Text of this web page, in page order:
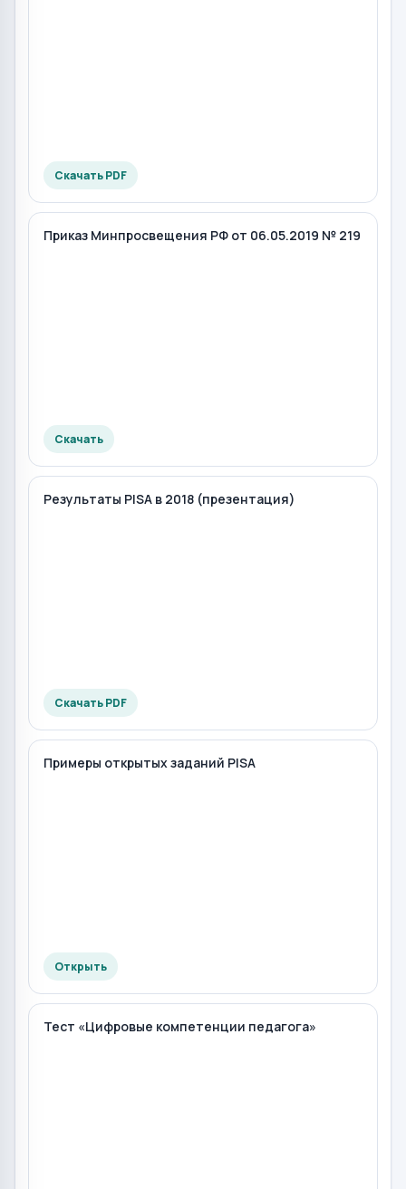
Скачать PDF
Приказ Минпросвещения РФ от 06.05.2019 № 219
Скачать
Результаты PISA в 2018 (презентация)
Скачать PDF
Примеры открытых заданий PISA
Открыть
Тест «Цифровые компетенции педагога»